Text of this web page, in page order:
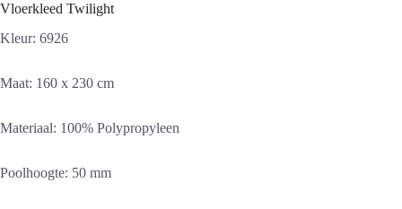
Vloerkleed Twilight
Kleur: 6926
Maat: 160 x 230 cm
Materiaal: 100% Polypropyleen
Poolhoogte: 50 mm